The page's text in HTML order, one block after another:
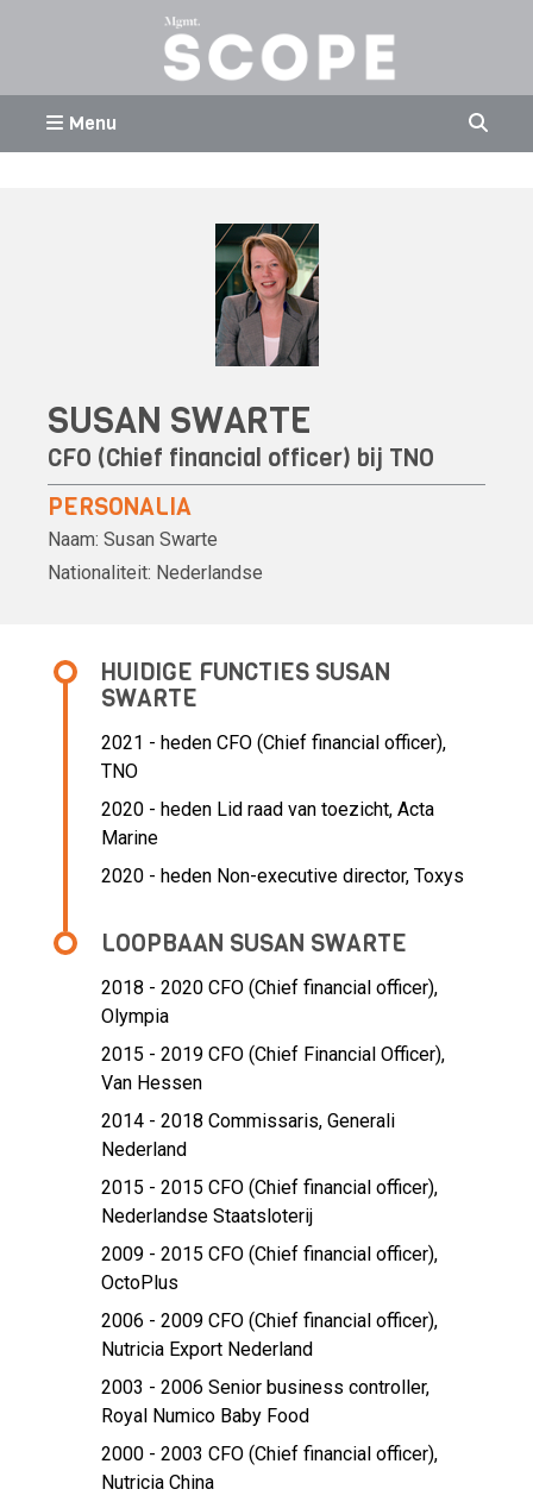
Menu
SUSAN SWARTE
CFO (Chief financial officer) bij TNO
PERSONALIA
Naam: Susan Swarte
Nationaliteit: Nederlandse
HUIDIGE FUNCTIES SUSAN
SWARTE
2021 - heden CFO (Chief financial officer),
TNO
2020 - heden Lid raad van toezicht, Acta
Marine
2020 - heden Non-executive director, Toxys
LOOPBAAN SUSAN SWARTE
2018 - 2020 CFO (Chief financial officer),
Olympia
2015 - 2019 CFO (Chief Financial Officer),
Van Hessen
2014 - 2018 Commissaris, Generali
Nederland
2015 - 2015 CFO (Chief financial officer),
Nederlandse Staatsloterij
2009 - 2015 CFO (Chief financial officer),
OctoPlus
2006 - 2009 CFO (Chief financial officer),
Nutricia Export Nederland
2003 - 2006 Senior business controller,
Royal Numico Baby Food
2000 - 2003 CFO (Chief financial officer),
Nutricia China